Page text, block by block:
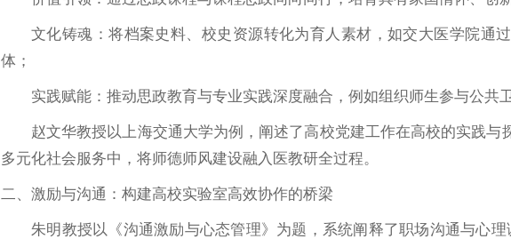
文化铸魂：将档案史料、校史资源转化为育人素材，如交大医学院通
体；
实践赋能：推动思政教育与专业实践深度融合，例如组织师生参与公共
赵文华教授以上海交通大学为例，阐述了高校党建工作在高校的实践
多元化社会服务中，将师德师风建设融入医教研全过程。
二、激励与沟通：构建高校实验室高效协作的桥梁
朱明教授以《沟通激励与心态管理》为题，系统阐释了职场沟通与心